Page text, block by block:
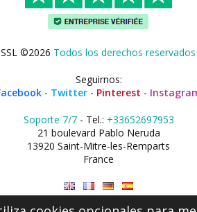
©2026 Todos los derechos reservados
Seguirnos:
- Twitter - Pinterest -
Soporte 7/7- Tel.: +33652697953
21 boulevard Pablo Neruda
13920 Saint-Mitre-les-Remparts
France